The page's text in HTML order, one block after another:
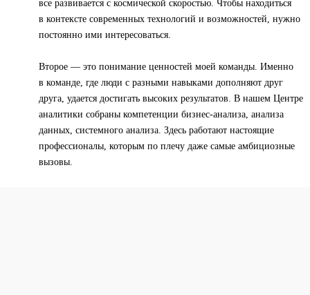
все развивается с космической скоростью. Чтобы находиться
в контексте современных технологий и возможностей, нужно
постоянно ими интересоваться.
Второе — это понимание ценностей моей команды. Именно
в команде, где люди с разными навыками дополняют друг
друга, удается достигать высоких результатов. В нашем Центре
аналитики собраны компетенции бизнес-анализа, анализа
данных, системного анализа. Здесь работают настоящие
профессионалы, которым по плечу даже самые амбициозные
вызовы.